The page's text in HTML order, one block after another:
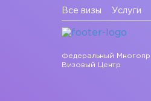
Все визы Услуги
Федеральный
Визовый Центр